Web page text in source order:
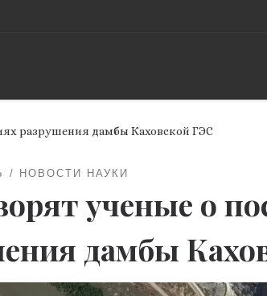
разрушения дамбы Каховской ГЭС
НОВОСТИ НАУКИ
ученые о
дамбы